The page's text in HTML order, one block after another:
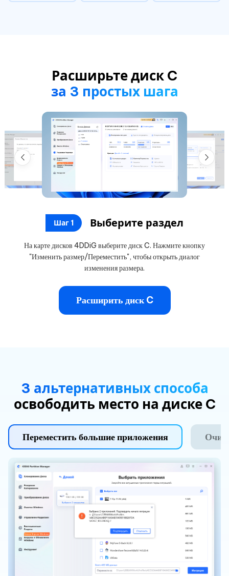
Расширьте диск C
за 3 простых шага
Шаг 1 Выберите раздел
На карте дисков 4DDiG выберите диск C. Нажмите кнопку
"Изменить размер/Переместить", чтобы открыть диалог
изменения размера.
Расширить диск C
3 альтернативных способа
освободить место на диске C
Переместить большие приложения